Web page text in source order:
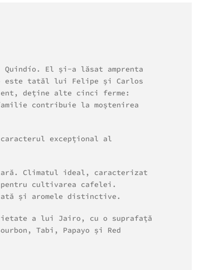
El și-a lăsat amprenta
este tatăl lui Felipe și Carlos
deține alte cinci ferme:
contribuie la moștenirea
excepțional al
țară. Climatul ideal, caracterizat
cultivarea cafelei.
și aromele distinctive.
a lui Jairo, cu o suprafață
Tabi, Papayo și Red